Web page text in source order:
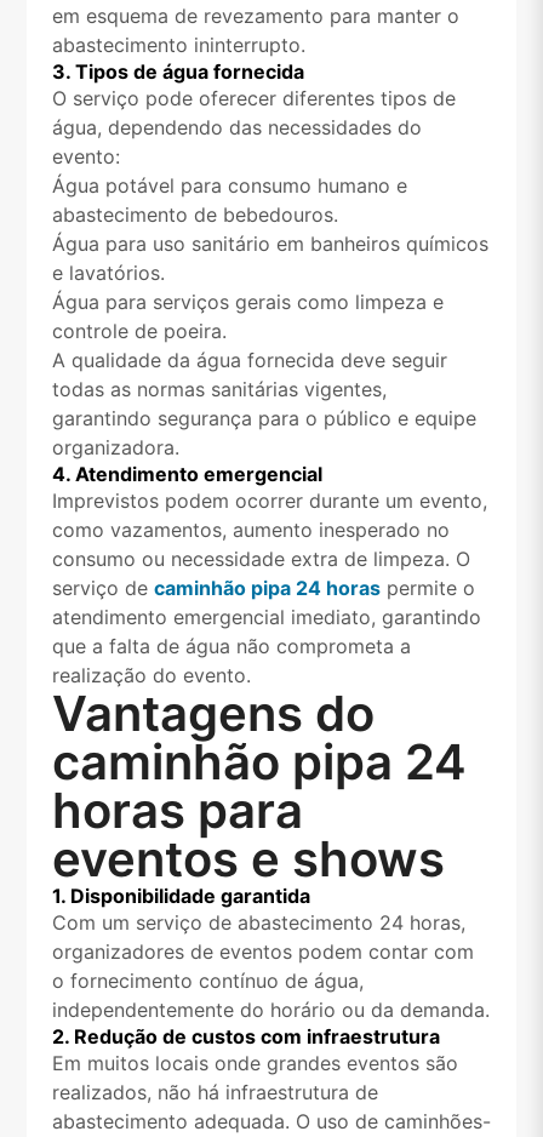
em esquema de revezamento para manter o
abastecimento ininterrupto.
3. Tipos de água fornecida
O serviço pode oferecer diferentes tipos de
água, dependendo das necessidades do
evento:
Água potável para consumo humano e
abastecimento de bebedouros.
Água para uso sanitário em banheiros químicos
e lavatórios.
Água para serviços gerais como limpeza e
controle de poeira.
A qualidade da água fornecida deve seguir
todas as normas sanitárias vigentes,
garantindo segurança para o público e equipe
organizadora.
4. Atendimento emergencial
Imprevistos podem ocorrer durante um evento,
como vazamentos, aumento inesperado no
consumo ou necessidade extra de limpeza. O
serviço de caminhão pipa 24 horaspermite o
atendimento emergencial imediato, garantindo
que a falta de água não comprometa a
realização do evento.
Vantagens do
caminhão pipa 24
horas para
eventos e shows
1. Disponibilidade garantida
Com um serviço de abastecimento 24 horas,
organizadores de eventos podem contar com
o fornecimento contínuo de água,
independentemente do horário ou da demanda.
2. Redução de custos com infraestrutura
Em muitos locais onde grandes eventos são
realizados, não há infraestrutura de
abastecimento adequada. O uso de caminhões-